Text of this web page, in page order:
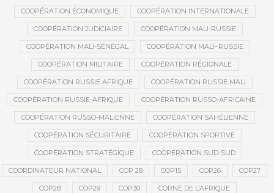
COOPÉRATION ÉCONOMIQUE COOPÉRATION INTERNATIONALE
COOPÉRATION JUDICIAIRE COOPÉRATION MALI-RUSSIE
COOPÉRATION MALI-SÉNÉGAL COOPÉRATION MALI–RUSSIE
COOPÉRATION MILITAIRE COOPÉRATION RÉGIONALE
COOPÉRATION RUSSIE AFRIQUE COOPÉRATION RUSSIE MALI
COOPÉRATION RUSSIE-AFRIQUE COOPÉRATION RUSSO-AFRICAINE
COOPÉRATION RUSSO-MALIENNE COOPÉRATION SAHÉLIENNE
COOPÉRATION SÉCURITAIRE COOPÉRATION SPORTIVE
COOPÉRATION STRATÉGIQUE COOPÉRATION SUD-SUD
COORDINATEUR NATIONAL COP 28 COP15 COP26 COP27
COP28 COP29 COP30 CORNE DE L’AFRIQUE